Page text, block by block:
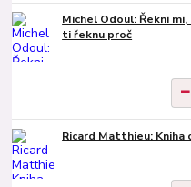
Michel Odoul: Řekni
ti řeknu proč
Ricard Matthieu: